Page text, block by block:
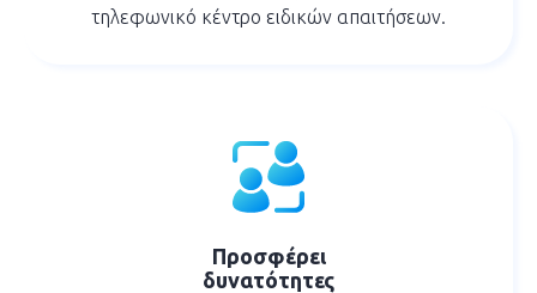
τηλεφωνικό κέντρο ειδικών απαιτήσεων.
Προσφέρει
δυνατότητες